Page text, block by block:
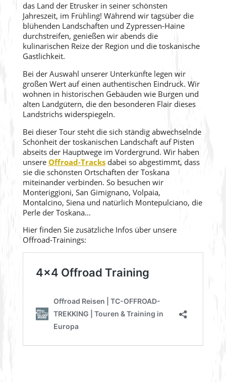
das Land der Etrusker in seiner schönsten
Jahreszeit, im Frühling! Während wir tagsüber die
blühenden Landschaften und Zypressen-Haine
durchstreifen, genießen wir abends die
kulinarischen Reize der Region und die toskanische
Gastlichkeit.
Bei der Auswahl unserer Unterkünfte legen wir
großen Wert auf einen authentischen Eindruck. Wir
wohnen in historischen Gebäuden wie Burgen und
alten Landgütern, die den besonderen Flair dieses
Landstrichs widerspiegeln.
Bei dieser Tour steht die sich ständig abwechselnde
Schönheit der toskanischen Landschaft auf Pisten
abseits der Hauptwege im Vordergrund. Wir haben
unsere Offroad-Tracks dabei so abgestimmt, dass
sie die schönsten Ortschaften der Toskana
miteinander verbinden. So besuchen wir
Monteriggioni, San Gimignano, Volpaia,
Montalcino, Siena und natürlich Montepulciano, die
Perle der Toskana…
Hier finden Sie zusätzliche Infos über unsere
Offroad-Trainings: